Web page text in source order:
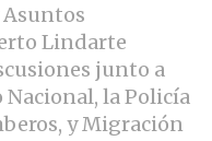
Asuntos
Lindarte
junto a
la Policía
y Migración